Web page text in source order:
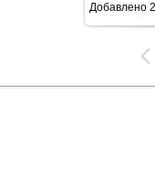
Добавлено